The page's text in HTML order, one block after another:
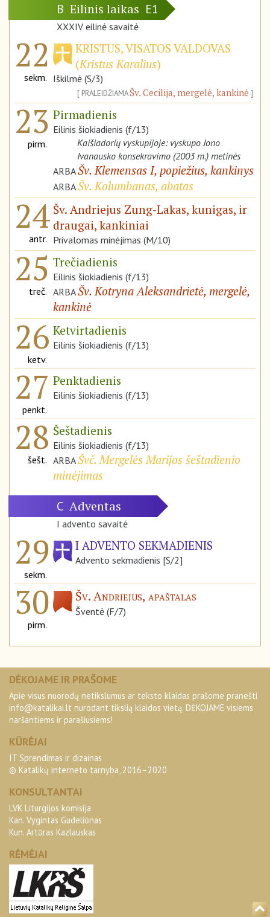
B Eilinis laikas E1
XXXIV eilinė savaitė
22
sekm.
KRISTUS, VISATOS VALDOVAS
(Kristus Karalius)
Iškilmė (S/3)
PRALEIDŽIAMAŠv. Cecilija, mergelė, kankinė
23
pirm.
Pirmadienis
Eilinis šiokiadienis (f/13)
Kaišiadorių vyskupijoje: vyskupo Jono
Ivanausko konsekravimo (2003 m.) metinės
ARBAŠv. Klemensas I, popiežius, kankinys
ARBAŠv. Kolumbanas, abatas
24
antr.
Šv. Andriejus Zung-Lakas, kunigas, ir
draugai, kankiniai
Privalomas minėjimas (M/10)
25
treč.
Trečiadienis
Eilinis šiokiadienis (f/13)
ARBAŠv. Kotryna Aleksandrietė, mergelė,
kankinė
26
ketv.
Ketvirtadienis
Eilinis šiokiadienis (f/13)
27
penkt.
Penktadienis
Eilinis šiokiadienis (f/13)
28
šešt.
Šeštadienis
Eilinis šiokiadienis (f/13)
ARBAŠvč. Mergelės Marijos šeštadienio
minėjimas
C Adventas
I advento savaitė
29
sekm.
I ADVENTO SEKMADIENIS
Advento sekmadienis [S/2]
30
pirm.
Šv. Andriejus, apaštalas
Šventė (F/7)
DĖKOJAME IR PRAŠOME
Apie visus nuorodų netikslumus ar teksto klaidas prašome pranešti
info@katalikai.lt nurodant tikslią klaidos vietą. DĖKOJAME visiems
naršantiems ir parašiusiems!
KŪRĖJAI
IT Sprendimas ir dizainas
© Katalikų interneto tarnyba, 2016–2020
KONSULTANTAI
LVK Liturgijos komisija
Kan. Vygintas Gudeliūnas
Kun. Artūras Kazlauskas
RĖMĖJAI